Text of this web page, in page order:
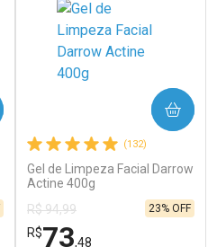
(132)
Gel de Limpeza Facial Darrow
Actine 400g
R$ 94,99
R$73,48
23% OFF
COMPRAR